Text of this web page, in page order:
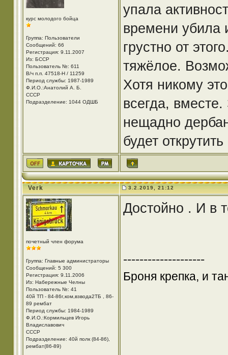
курс молодого бойца
Группа: Пользователи
Сообщений: 66
Регистрация: 9.11.2007
Из: БССР
Пользователь №: 611
В/ч п.п. 47518-Н / 11259
Период службы: 1987-1989
Ф.И.О.:Анатолий А. Б.
СССР
Подразделение: 1044 ОДШБ
упала
времени убила
грустно от
тяжёлое.
Хотя никому
всегда,
нещадно
будет
Verk 3.2.2019, 21:12
почетный член форума
Группа: Главные администраторы
Сообщений: 5 300
Регистрация: 9.11.2006
Из: Набережные Челны
Пользователь №: 41
40й ТП - 84-86г,ком,взвода2ТБ , 86-
89 рембат
Период службы: 1984-1989
Ф.И.О.:Кормильцев Игорь
Владиславович
СССР
Подразделение: 40й полк (84-86),
рембат(86-89)
Достойно . И в
--------------------
Броня крепка, и